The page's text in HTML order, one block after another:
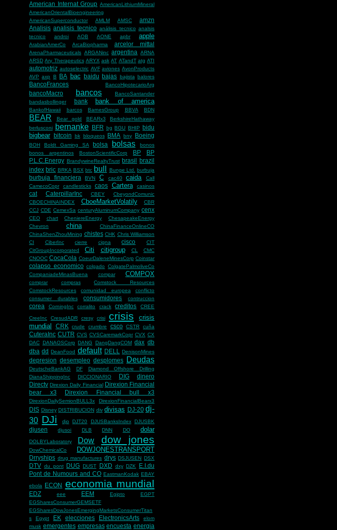
American Internat Group AmericanLithiumMineral
AmericanOrientalBioengineering
AmericanSuperconductor
AMLM AMSC
amzn
Analisis analisis tecnico análisis tecnico analsis
tecnico
androi AOB AONE apbr apple
ArabianAmerCo ArcaBiopharma arcelor mittal
ArenaPharmaceuticals ARGANinc argentina
ARNA
ARSD Ary Therapeutics ARYX ask AT ATandT atg ATI
automotriz autoselectric AVF aviones AvonProducts
AVP axp B BA bac baidu bajas bajista balores
BancoFrances BancoHipotecarioArg
bancoMacro bancos
BancoSantander
bandasbollinger
bank bank of america
BankofHawaii barcos BarnesGroup BBVA BDN
BEAR Bear gold BEARx3
BerkshireHathaway
berlusconi
bernanke BFR bg BGU BHIP bidu
bigbear bitcoin bk bloqueos BMA bny Boeing
BOH Boldt Gaming SA bolsa bolsas
bonos
bonos argentinos
BostonScientificCorp BP
BP
P.L.C.Energy BrandywineRealtyTrust brasil
brazil
index bric BRKA BSX btc bull Bunge Ltd. burbuja
burbuja financiera BVN C cac40 caida
Call
CamecoCopr
candlesticks caos Cartera casinos
cat CaterpillarInc CBEY
CbeyondComunic
CBOECHINAINDEX
CboeMarketVolatily
CBR
CCJ CDE CemexSa centuryAluminumCompany cenx
CEO chart CheniereEnergy
ChesapeakeEnergy
Chevron
china
ChinaFinanceOnlineCO
ChinaShenZhouMining chistes CHK Chris Williamson
CI
CiberInc cierre cigna cisco
CIT
CitGroupIncorporated
Citi citigroup CL
CMC
CNOOC CocaCola CoeurDaleneMinesCorp Coinstar
colapso economico colgado
ColgatePalmoliveCo
CompaniadeMinasBuena
compar COMPQX
comprar compras
Comstock Resources
ComstockResources
comunidad europea
conflicto
consumer durables
consumidores contruccion
corea CorningInc corralito crack creditos CREE
CreeInc CresudADR cresy crisi crisis
crisis
mundial
CRK crude crumbre csco CSTR cuña
CuteraInc CUTR CVS CVSCaremarkCopr CVX CX
DAC
DANAOSCorp DANG DangDangCOM dax db
dba dd DeanFood default DELL DenisonMines
depresion desempleo desplomes Deudas
DeutscheBankAG DF
Diamond Offshore Drilling
DianaShippingInc
DICCIONARIO DIG
dinero
Directv Direxion Daily Financial
Direxion Financial
bear x3
Direxion Financial bull x3
DirexionDailySemionBULL3x DirexionFinancialBearx3
DIS Disney DISTRIBUCION div divisas DJ-20 dj-
30 DJi djo DJT20 DJUSBanksIndex DJUSBK
djusen djusoi DLB DNN DO dolar
DOLBYLaboratory Dow dow jones
DowChemicalCo DOWJONESTRANSPORT
Drryships drug manufactures drys DSJUSEN DSX
DTV du pont DUG DUST DXD dxy DZK
E.I.du
Pont de Numours and CO EastmanKodak EBAY
ebola ECON economia mundial
EDZ eee EEM Egipto
EGPT
EGSharesConsumerGEMSETF
EGSharesDowJonesEmergingMarketsConsumerTitan
s
Egypt EK elecciones ElectronicsArts
elom
musk emergentes empresas encuesta energia